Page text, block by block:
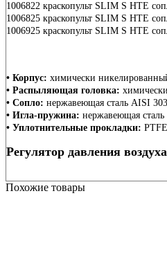
1006822 краскопульт SLIM S HTE
1006825 краскопульт SLIM S HTE
1006925 краскопульт SLIM S HTE
• Корпус: химически
• Распыляющая головка:
• Сопло: нержавеющая сталь AISI 303
• Игла-пружина: нержавеющая сталь
• Уплотнительные прокладки:
Регулятор давления
Похожие товары